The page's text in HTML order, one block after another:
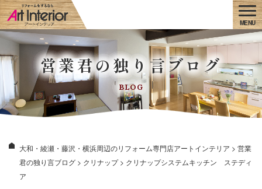
営業君の独り言ブログ
BLOG
大和・綾瀬・藤沢・横浜周辺のリフォーム専門店アートインテリア > 営業
君の独り言ブログ > クリナップ> クリナップシステムキッチン ステディ
ア